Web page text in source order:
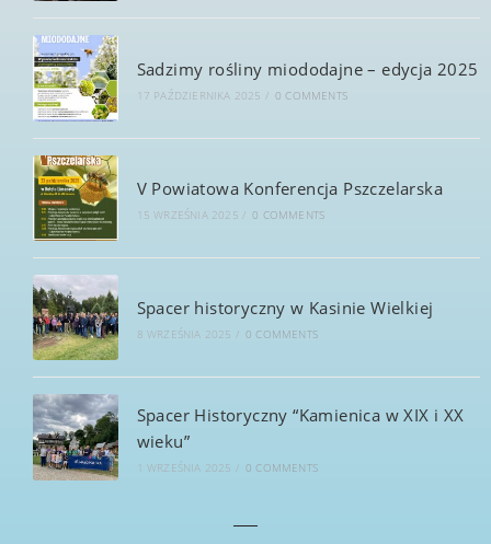
Sadzimy rośliny miododajne – edycja 2025
17 PAŹDZIERNIKA 2025 / 0 COMMENTS
V Powiatowa Konferencja Pszczelarska
15 WRZEŚNIA 2025 / 0 COMMENTS
Spacer historyczny w Kasinie Wielkiej
8 WRZEŚNIA 2025 / 0 COMMENTS
Spacer Historyczny “Kamienica w XIX i XX
wieku”
1 WRZEŚNIA 2025 / 0 COMMENTS